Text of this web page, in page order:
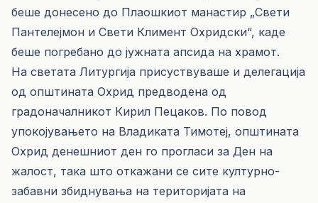
беше донесено до Плаошкиот манастир „Свети
Пантелејмон и Свети Климент Охридски“, каде
беше погребано до јужната апсида на храмот.
На светата Литургија присуствуваше и делегација
од општината Охрид предводена од
градоначалникот Кирил Пецаков. По повод
упокојувањето на Владиката Тимотеј, општината
Охрид денешниот ден го прогласи за Ден на
жалост, така што откажани се сите културно-
забавни збиднувања на територијата на